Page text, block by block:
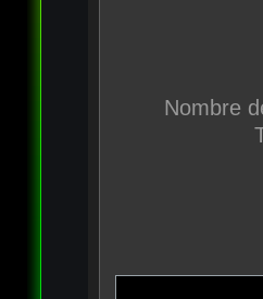
Nombre